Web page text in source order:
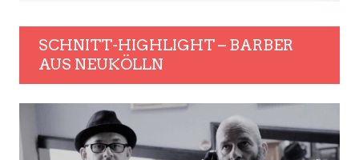
SCHNITT-HIGHLIGHT – BARBER
AUS NEUKÖLLN